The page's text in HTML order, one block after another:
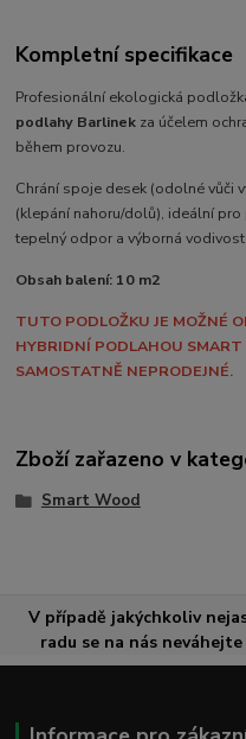
Kompletní specifikace
Profesionální ekologická
podlahy Barlinek za účelem
během provozu.
Chrání spoje desek (odolné vůči
(klepání nahoru/dolů), ideální
tepelný odpor a výborná
Obsah balení: 10 m2
TUTO PODLOŽKU JE MOŽNÉ
HYBRIDNÍ PODLAHOU
SAMOSTATNĚ NEPRODEJNÉ.
Zboží zařazeno v
Smart Wood
V případě jakýchkoliv
radu se na nás